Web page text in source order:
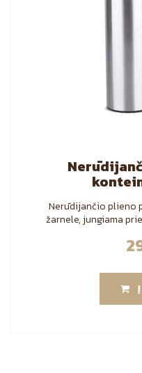
Nerūdijančio plieno
žarnele, jungiama